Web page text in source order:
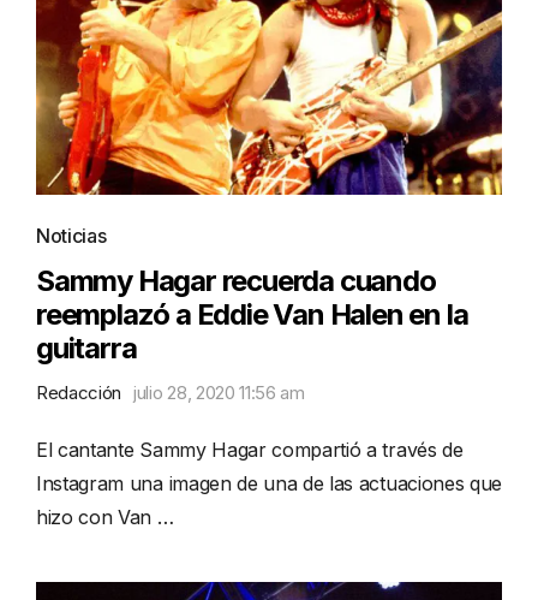
Noticias
Sammy Hagar recuerda cuando
reemplazó a Eddie Van Halen en la
guitarra
Redacción julio 28, 2020 11:56 am
El cantante Sammy Hagar compartió a través de
Instagram una imagen de una de las actuaciones que
hizo con Van …